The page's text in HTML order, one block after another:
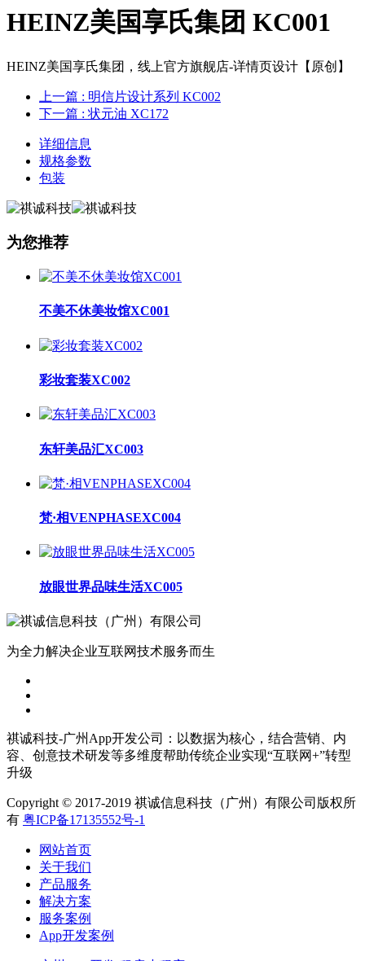
HEINZ美国享氏集团 KC001
HEINZ美国享氏集团，线上官方旗舰店-详情页设计【原创】
上一篇 : 明信片设计系列 KC002
下一篇 : 状元油 XC172
详细信息
规格参数
包装
为您推荐
不美不休美妆馆XC001
彩妆套装XC002
东轩美品汇XC003
梵·相VENPHASEXC004
放眼世界品味生活XC005
为全力解决企业互联网技术服务而生
祺诚科技-广州App开发公司：以数据为核心，结合营销、内
容、创意技术研发等多维度帮助传统企业实现“互联网+”转型
升级
Copyright © 2017-2019 祺诚信息科技（广州）有限公司版权所
有 粤ICP备17135552号-1
网站首页
关于我们
产品服务
解决方案
服务案例
App开发案例